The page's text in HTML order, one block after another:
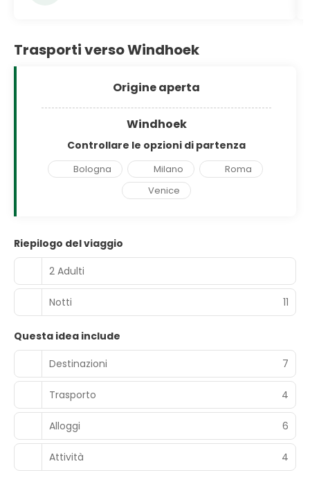
Trasporti verso Windhoek
Origine aperta
Windhoek
Controllare le opzioni di partenza
Bologna Milano
Roma
Venice
Riepilogo del viaggio
2 Adulti
Notti 11
Questa idea include
Destinazioni
7
Trasporto 4
Alloggi 6
Attività 4